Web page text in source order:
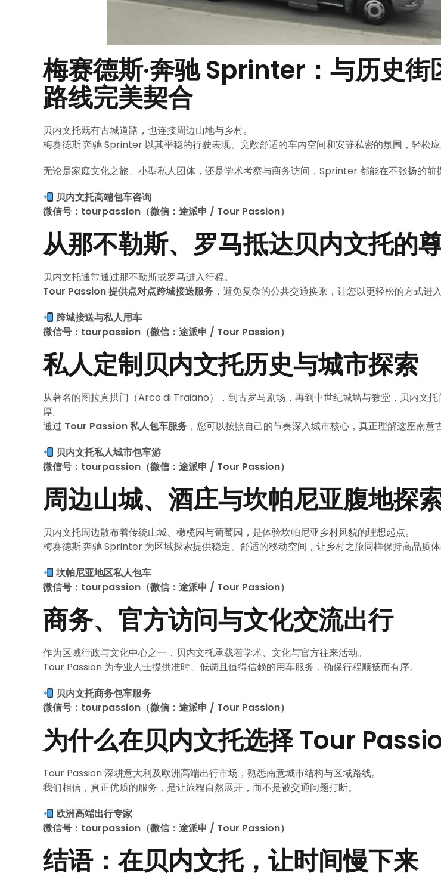
梅赛德斯·奔驰 Sprinter：与历史街
路线完美契合
贝内文托既有古城道路，也连接周边山地与乡村。
梅赛德斯·奔驰 Sprinter 以其平稳的行驶表现、宽敞舒适的车内空间和安静私密的氛围，轻松应
无论是家庭文化之旅、小型私人团体，还是学术考察与商务访问，Sprinter 都能在不张扬的前
贝内文托高端包车咨询
微信号：tourpassion（微信：途派申 / Tour Passion）
从那不勒斯、罗马抵达贝内文托的
贝内文托通常通过那不勒斯或罗马进入行程。
Tour Passion 提供点对点跨城接送服务 ，避免复杂的公共交通换乘，让您以更轻松的方式进入
跨城接送与私人用车
微信号：tourpassion（微信：途派申 / Tour Passion）
私人定制贝内文托历史与城市探索
从著名的图拉真拱门（Arco di Traiano），到古罗马剧场，再到中世纪城墙与教堂，贝内文托
厚。
通过 Tour Passion 私人包车服务 ，您可以按照自己的节奏深入城市核心，真正理解这座南意
贝内文托私人城市包车游
微信号：tourpassion（微信：途派申 / Tour Passion）
周边山城、酒庄与坎帕尼亚腹地探
贝内文托周边散布着传统山城、橄榄园与葡萄园，是体验坎帕尼亚乡村风貌的理想起点。
梅赛德斯·奔驰 Sprinter 为区域探索提供稳定、舒适的移动空间，让乡村之旅同样保持高品质体
坎帕尼亚地区私人包车
微信号：tourpassion（微信：途派申 / Tour Passion）
商务、官方访问与文化交流出行
作为区域行政与文化中心之一，贝内文托承载着学术、文化与官方往来活动。
Tour Passion 为专业人士提供准时、低调且值得信赖的用车服务，确保行程顺畅而有序。
贝内文托商务包车服务
微信号：tourpassion（微信：途派申 / Tour Passion）
为什么在贝内文托选择 Tour
Tour Passion 深耕意大利及欧洲高端出行市场，熟悉南意城市结构与区域路线。
我们相信，真正优质的服务，是让旅程自然展开，而不是被交通问题打断。
欧洲高端出行专家
微信号：tourpassion（微信：途派申 / Tour Passion）
结语：在贝内文托，让时间慢下来